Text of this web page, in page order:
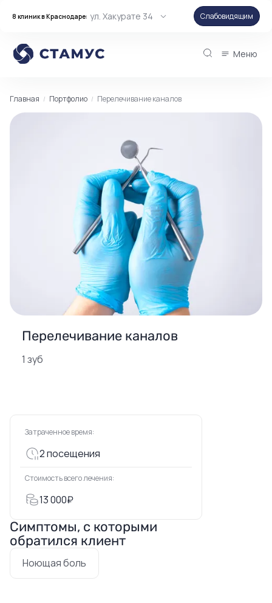
8 клиник в Краснодаре: ул. Хакурате 34 Слабовидящим
Меню
Главная Портфолио Перелечивание каналов
Перелечивание каналов
1 зуб
Затраченное время:
2 посещения
Стоимость всего лечения:
13 000₽
Симптомы, с которыми
обратился клиент
Ноющая боль